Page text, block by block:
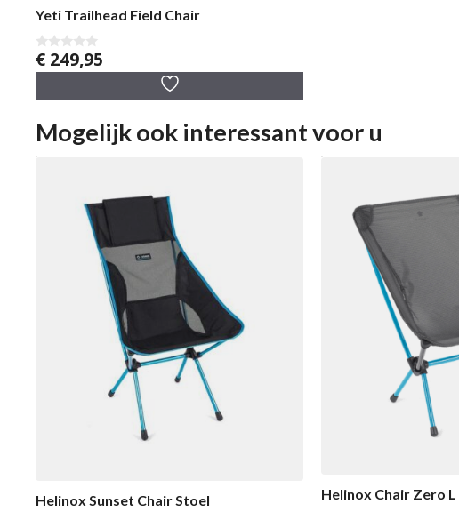
Yeti Trailhead Field Chair
0
v
5
€ 249,95
Mogelijk ook interessant voor u
Helinox Sunset Chair Stoel Helinox Chair Zero